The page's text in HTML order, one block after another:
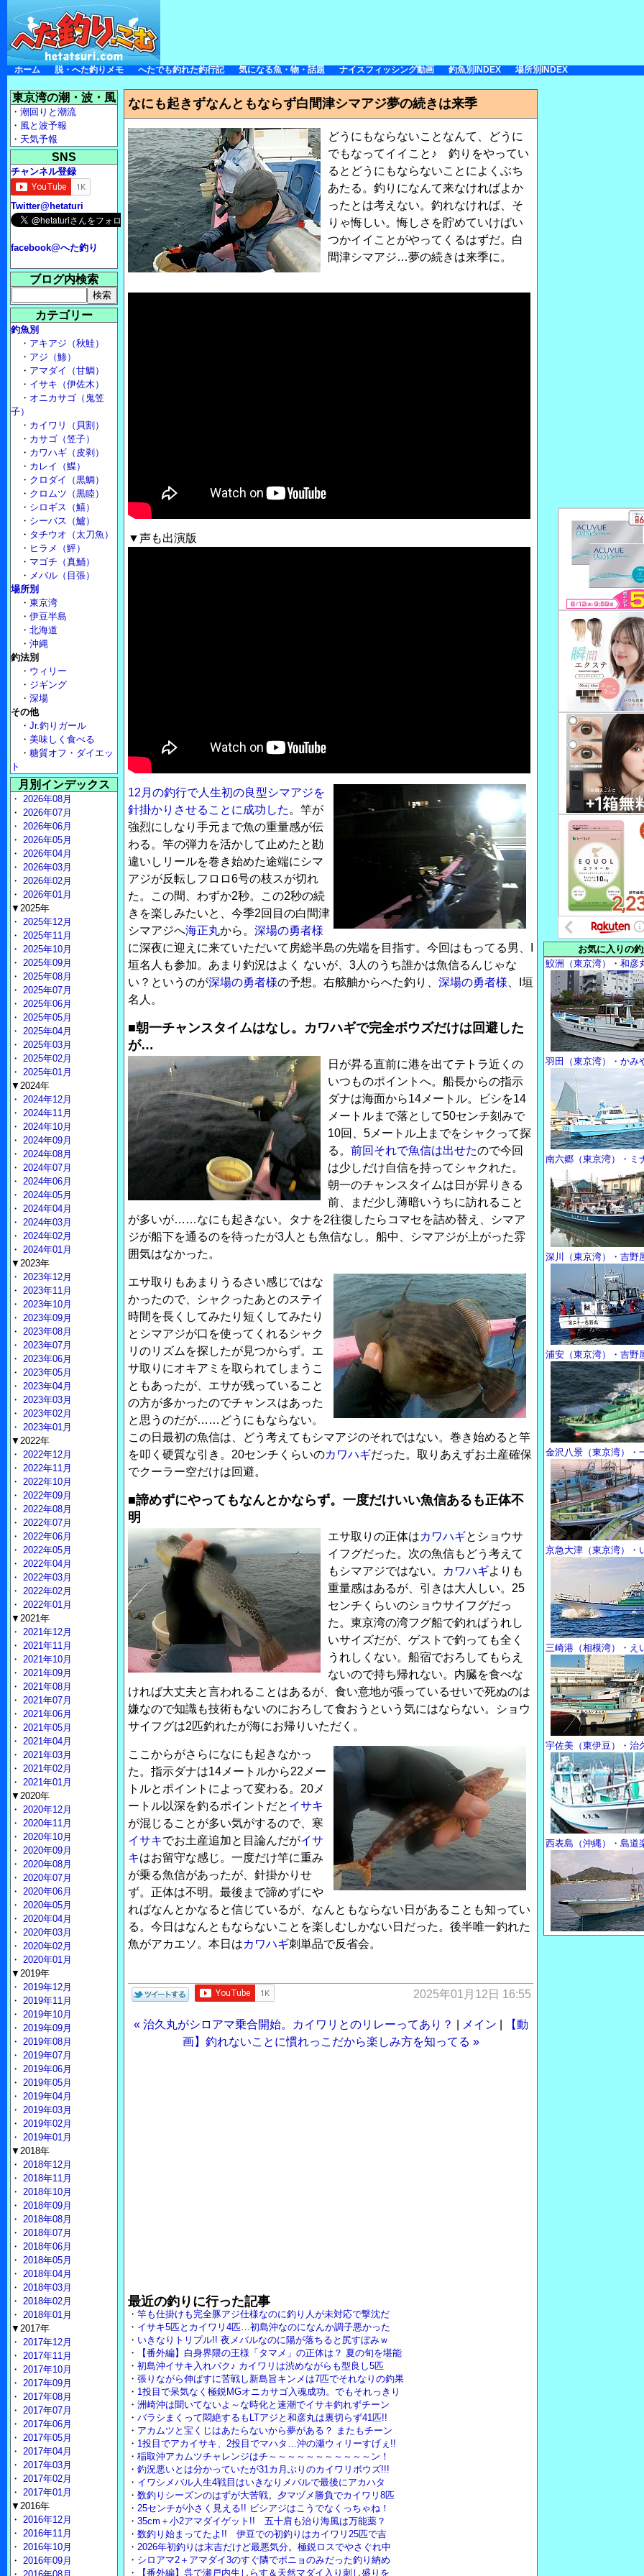
ホーム 脱・へた釣りメモ へたでも釣れた釣行記 気になる魚・物・話題 ナイスフィッシング動画 釣魚別INDEX 場所別INDEX
なにも起きずなんともならず白間津シマアジ夢の続きは来季
どうにもならないことなんて、どうに
でもなってイイこと♪ 釣りをやってい
るとどうにもならないことによくぶち
あたる。釣りになんて来なければよか
ったとは考えない。釣れなければ、そ
りゃ悔しい。悔しさを貯めていけばい
つかイイことがやってくるはずだ。白
間津シマアジ…夢の続きは来季に。
▼声も出演版
12月の釣行で人生初の良型シマアジを
針掛かりさせることに成功した 。竿が
強烈にしなり手元まで魚の重量感が伝
わる。竿の弾力を活かして止めたと勘
違いしリールを巻き始めた途端にシマ
アジが反転しフロロ6号の枝スが切れ
た。この間、わずか2秒。この2秒の続
きを楽しみたいと、今季2回目の白間津
シマアジへ海正丸から。 深場の勇者様
に深夜に迎えに来ていただいて房総半島の先端を目指す。今回はもってる男、I
垣名人も参加。あまり釣況はよく ないが、3人のうち誰かは魚信るんじゃな
い？というのが深場の勇者様の予想。右舷舳からへた釣り、 深場の勇者様 、I垣
名人。
■朝一チャンスタイムはなし。カワハギで完全ボウズだけは回避した
が…
日が昇る直前に港を出てテトラ近くの
いつものポイントへ。船長からの指示
ダナは海面から14メートル。ビシを14
メートルまで落として50センチ刻みで
10回、5メートル上までをシャクって探
る。 前回それで魚信は出せたので今回
は少しだけ自信を持ってシャクれた。
朝一のチャンスタイムは日が昇りきる
前、まだ少し薄暗いうちに訪れること
が多いが……なにも起きない。タナを2往復したらコマセを詰め替え、シマア
ジが船下を通るのを待ったが3人とも魚信なし。船中、シマアジが上がった雰
囲気はなかった。
エサ取りもあまりうるさい感じではな
かったので、シャクったあとのステイ
時間を長くしてみたり短くしてみたり
とシマアジが口を使ってくれるシャク
リのリズムを探したが見つからず。エ
サ取りにオキアミを取られてしまうこ
ともあったが、エサが残っていること
の方が多かったのでチャンスはあった
と思うのだが……どうにもならない。
この日最初の魚信は、どう考えてもシマアジのそれではない。巻き始めると竿
を叩く硬質な引き。20センチくらいのカワハギだった。取りあえずお土産確保
でクーラー空だけは回避。
■諦めずにやってもなんとかならず。一度だけいい魚信あるも正体不
明
エサ取りの正体はカワハギとショウサ
イフグだった。次の魚信もどう考えて
もシマアジではない。
カワハギよりも
重量感はあるが、引きは大人しい。25
センチくらいのショウサイフグだっ
た。東京湾の湾フグ船で釣ればうれし
いサイズだが、ゲストで釣っても全く
うれしくない。船宿でおろしてもらえ
ないので持ち帰れない。内臓を食べな
ければ大丈夫と言われることはあるが、食い意地が張っているせいで死ぬのは
嫌なので知識も技術もないのにおろして食おうという気にはならない。ショウ
サイフグは2匹釣れたが海にお帰りいただく。
ここからがさらになにも起きなかっ
た。指示ダナは14メートルから22メー
トルとポイントによって変わる。20メ
ートル以深を釣るポイントだと イサキ
が混じることが多い気がするので、寒
イサキでお土産追加と目論んだがイサ
キはお留守な感じ。一度だけ竿に重み
が乗る魚信があったが、針掛かりせ
ず。正体は不明。最後まで諦めずにや
ればなんとかなると信じているが、なんともならない日があることも知ってい
る。今日はなんともならないことを楽しむしかない日だった。後半唯一釣れた
魚がアカエソ。本日はカワハギ刺単品で反省会。
2025年01月12日 16:55
« 治久丸がシロアマ乗合開始。カイワリとのリレーってあり？ メイン
【動
画】釣れないことに慣れっこだから楽しみ方を知ってる »
最近の釣りに行った記事
・ 竿も仕掛けも完全豚アジ仕様なのに釣り人が未対応で撃沈だ
・ イサキ5匹とカイワリ4匹…初島沖なのになんか調子悪かった
・ いきなりトリプル!! 夜メバルなのに陽が落ちると尻すぼみｗ
・
【番外編】白身界隈の王様「タマメ」の正体は？ 夏の旬を堪能
・ 初島沖イサキ入れパク♪ カイワリは渋めながらも型良し5匹
・ 張りながら伸ばすに苦戦し新島旨キンメは7匹でそれなりの釣果
・ 1投目で呆気なく極鋭MGオニカサゴ入魂成功。でもそれっきり
・ 洲崎沖は聞いてないよ～な時化と速潮でイサキ釣れずチーン
・ バラシまくって悶絶するもLTアジと和彦丸は裏切らず41匹!!
・ アカムツと宝くじはあたらないから夢がある？ またもチーン
・ 1投目でアカイサキ、2投目でマハタ…沖の瀬ウィリーすげぇ!!
・ 稲取沖アカムツチャレンジはチ～～～～～～～～～～～ン！
・ 釣況悪いとは分かっていたが31カ月ぶりのカイワリボウズ!!!
・ イワシメバル人生4戦目はいきなりメバルで最後にアカハタ
・ 数釣りシーズンのはずが大苦戦。夕マヅメ勝負でカイワリ8匹
・ 25センチが小さく見える!! ビシアジはこうでなくっちゃね！
・ 35cm＋小2アマダイゲット!! 五十肩も治り海風は万能薬？
・ 数釣り始まってたよ!! 伊豆での初釣りはカイワリ25匹で吉
・ 2026年初釣りは末吉だけど最悪気分。極鋭ロスでやさぐれ中
・ シロアマ2＋アマダイ3のすぐ隣でポニョのみだった釣り納め
・
【番外編】呉で瀬戸内生しらす＆天然マダイ入り刺し盛りを
東京湾の潮・波・風
・ 潮回りと潮流
・ 風と波予報
・ 天気予報
SNS
チャンネル登録
Twitter@hetaturi
facebook@へた釣り
ブログ内検索
カテゴリー
釣魚別
・ アキアジ（秋鮭）
・ アジ（鯵）
・ アマダイ（甘鯛）
・ イサキ（伊佐木）
・ オニカサゴ（鬼笠
子）
・ カイワリ（貝割）
・ カサゴ（笠子）
・ カワハギ（皮剥）
・ カレイ（鰈）
・ クロダイ（黒鯛）
・ クロムツ（黒睦）
・ シロギス（鱚）
・ シーバス（鱸）
・ タチウオ（太刀魚）
・ ヒラメ（鮃）
・ マゴチ（真鯒）
・ メバル（目張）
場所別
・ 東京湾
・ 伊豆半島
・ 北海道
・ 沖縄
釣法別
・ ウィリー
・ ジギング
・ 深場
その他
・ Jr.釣りガール
・ 美味しく食べる
・ 糖質オフ・ダイエッ
ト
月別インデックス
・ 2026年08月
・ 2026年07月
・ 2026年06月
・ 2026年05月
・ 2026年04月
・ 2026年03月
・ 2026年02月
・ 2026年01月
▼2025年
・ 2025年12月
・ 2025年11月
・ 2025年10月
・ 2025年09月
・ 2025年08月
・ 2025年07月
・ 2025年06月
・ 2025年05月
・ 2025年04月
・ 2025年03月
・ 2025年02月
・ 2025年01月
▼2024年
・ 2024年12月
・ 2024年11月
・ 2024年10月
・ 2024年09月
・ 2024年08月
・ 2024年07月
・ 2024年06月
・ 2024年05月
・ 2024年04月
・ 2024年03月
・ 2024年02月
・ 2024年01月
▼2023年
・ 2023年12月
・ 2023年11月
・ 2023年10月
・ 2023年09月
・ 2023年08月
・ 2023年07月
・ 2023年06月
・ 2023年05月
・ 2023年04月
・ 2023年03月
・ 2023年02月
・ 2023年01月
▼2022年
・ 2022年12月
・ 2022年11月
・ 2022年10月
・ 2022年09月
・ 2022年08月
・ 2022年07月
・ 2022年06月
・ 2022年05月
・ 2022年04月
・ 2022年03月
・ 2022年02月
・ 2022年01月
▼2021年
・ 2021年12月
・ 2021年11月
・ 2021年10月
・ 2021年09月
・ 2021年08月
・ 2021年07月
・ 2021年06月
・ 2021年05月
・ 2021年04月
・ 2021年03月
・ 2021年02月
・ 2021年01月
▼2020年
・ 2020年12月
・ 2020年11月
・ 2020年10月
・ 2020年09月
・ 2020年08月
・ 2020年07月
・ 2020年06月
・ 2020年05月
・ 2020年04月
・ 2020年03月
・ 2020年02月
・ 2020年01月
▼2019年
・ 2019年12月
・ 2019年11月
・ 2019年10月
・ 2019年09月
・ 2019年08月
・ 2019年07月
・ 2019年06月
・ 2019年05月
・ 2019年04月
・ 2019年03月
・ 2019年02月
・ 2019年01月
▼2018年
・ 2018年12月
・ 2018年11月
・ 2018年10月
・ 2018年09月
・ 2018年08月
・ 2018年07月
・ 2018年06月
・ 2018年05月
・ 2018年04月
・ 2018年03月
・ 2018年02月
・ 2018年01月
▼2017年
・ 2017年12月
・ 2017年11月
・ 2017年10月
・ 2017年09月
・ 2017年08月
・ 2017年07月
・ 2017年06月
・ 2017年05月
・ 2017年04月
・ 2017年03月
・ 2017年02月
・ 2017年01月
▼2016年
・ 2016年12月
・ 2016年11月
・ 2016年10月
・ 2016年09月
お気に入りの
鮫洲（東京湾）・和彦
羽田（東京湾）・かみ
南六郷（東京湾）・ミ
深川（東京湾）・吉野
浦安（東京湾）・吉野
金沢八景（東京湾）・
京急大津（東京湾）・
三崎港（相模湾）・え
宇佐美（東伊豆）・治
西表島（沖縄）・島道